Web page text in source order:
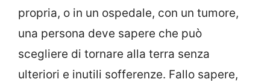
propria, o in un ospedale, con un tumore,
una persona deve sapere che può
scegliere di tornare alla terra senza
ulteriori e inutili sofferenze. Fallo sapere,